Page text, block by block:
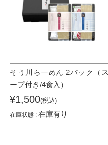
そう川らーめん 2パック（ス
ープ付き/4食入）
¥1,500(税込)
在庫状態 : 在庫有り